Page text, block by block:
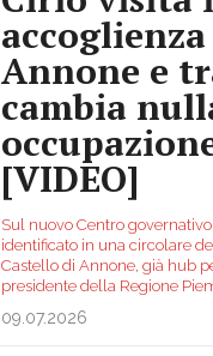
Annone e
cambia
[VIDEO]
Sul nuovo Centro
identificato in una circolare
Castello di Annone, già hub
presidente della Regione
09.07.2026